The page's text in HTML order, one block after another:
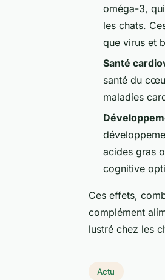
oméga-3,
les chats.
que virus et
Santé
santé du
maladies
acides gras
cognitive
Ces effets,
complément
lustré chez les
Actu